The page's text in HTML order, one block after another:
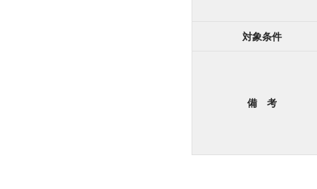
対象条件
備 考